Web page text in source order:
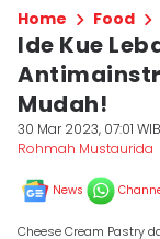
Home Food
Ide Kue
Mudah!
30 Mar 2023, 07:01 WIB
Rohmah Mustaurida
News
Cheese Cream Pastry